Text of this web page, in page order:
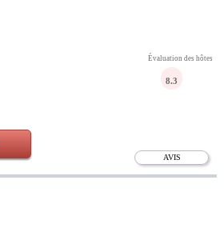
AVIS
Évaluation des hôtes
8.3